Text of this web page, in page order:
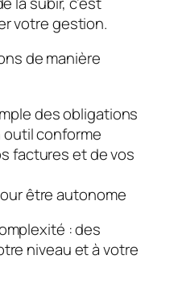
votre gestion.
de manière
des obligations
outil conforme
factures et de vos
être autonome
: des
niveau et à votre